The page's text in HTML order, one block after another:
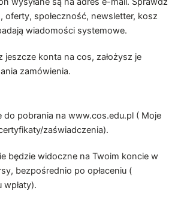
oferty, społeczność, newsletter, kosz
wiadomości systemowe.
jeszcze konta na cos, założysz je
zamówienia.
do pobrania na www.cos.edu.pl ( Moje
zaświadczenia).
będzie widoczne na Twoim koncie w
bezpośrednio po opłaceniu (